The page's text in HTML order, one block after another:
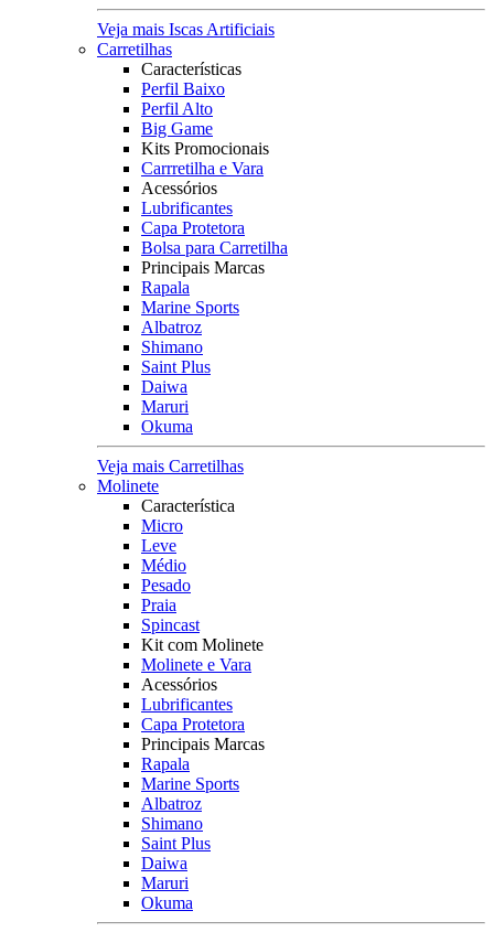
Veja mais Iscas Artificiais
Carretilhas
Características
Perfil Baixo
Perfil Alto
Big Game
Kits Promocionais
Carrretilha e Vara
Acessórios
Lubrificantes
Capa Protetora
Bolsa para Carretilha
Principais Marcas
Rapala
Marine Sports
Albatroz
Shimano
Saint Plus
Daiwa
Maruri
Okuma
Veja mais Carretilhas
Molinete
Característica
Micro
Leve
Médio
Pesado
Praia
Spincast
Kit com Molinete
Molinete e Vara
Acessórios
Lubrificantes
Capa Protetora
Principais Marcas
Rapala
Marine Sports
Albatroz
Shimano
Saint Plus
Daiwa
Maruri
Okuma